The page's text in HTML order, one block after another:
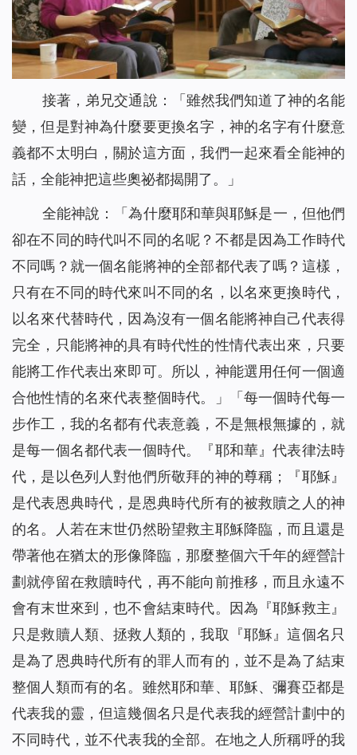
接著，弟兄交通說：「雖然我們知道了神的名能
變，但是對神為什麼要更換名字，神的名字有什麼意
義都不太明白，關於這方面，我們一起來看全能神的
話，全能神把這些奧祕都揭開了。」
全能神說：「為什麼耶和華與耶穌是一，但他們
卻在不同的時代叫不同的名呢？不都是因為工作時代
不同嗎？就一個名能將神的全部都代表了嗎？這樣，
只有在不同的時代來叫不同的名，以名來更換時代，
以名來代替時代，因為沒有一個名能將神自己代表得
完全，只能將神的具有時代性的性情代表出來，只要
能將工作代表出來即可。所以，神能選用任何一個適
合他性情的名來代表整個時代。
」「 每一個時代每一
步作工，我的名都有代表意義，不是無根無據的，就
是每一個名都代表一個時代。『耶和華』代表律法時
代，是以色列人對他們所敬拜的神的尊稱；『耶穌』
是代表恩典時代，是恩典時代所有的被救贖之人的神
的名。人若在末世仍然盼望救主耶穌降臨，而且還是
帶著他在猶太的形像降臨，那麼整個六千年的經營計
劃就停留在救贖時代，再不能向前推移，而且永遠不
會有末世來到，也不會結束時代。因為『耶穌救主』
只是救贖人類、拯救人類的，我取『耶穌』這個名只
是為了恩典時代所有的罪人而有的，並不是為了結束
整個人類而有的名。雖然耶和華、耶穌、彌賽亞都是
代表我的靈，但這幾個名只是代表我的經營計劃中的
不同時代，並不代表我的全部。在地之人所稱呼的我